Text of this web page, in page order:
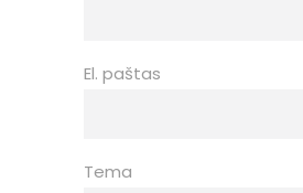
El. paštas
Tema